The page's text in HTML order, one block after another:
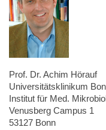
Prof. Dr. Achim Hörauf
Universitätsklinikum
Institut für Med.
Venusberg Campus 1
53127 Bonn